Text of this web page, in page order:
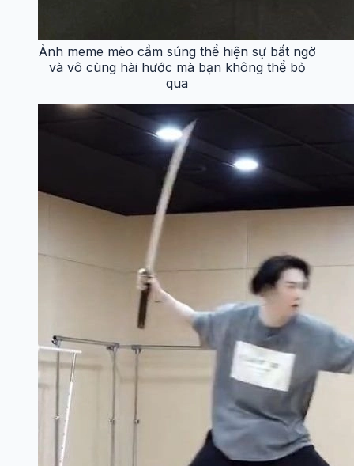
Ảnh meme mèo cầm súng thể hiện sự bất ngờ
và vô cùng hài hước mà bạn không thể bỏ
qua